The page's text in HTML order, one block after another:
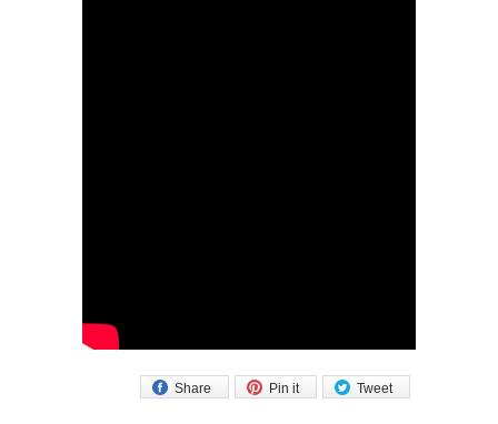
Tweet
Pin it
Share